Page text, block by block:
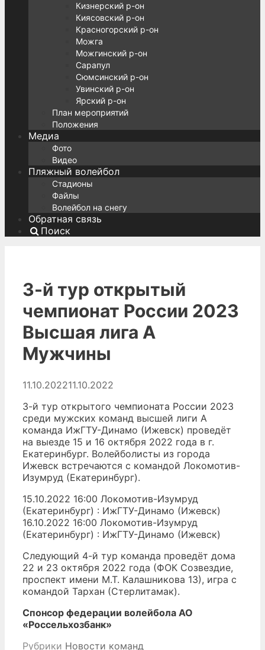
Кизнерский р-он
Киясовский р-он
Красногорский р-он
Можга
Можгинский р-он
Сарапул
Сюмсинский р-он
Увинский р-он
Ярский р-он
План мероприятий
Положения
Медиа
Фото
Видео
Пляжный волейбол
Стадионы
Файлы
Волейбол на снегу
Обратная связь
Поиск
3-й тур открытый
чемпионат России 2023
Высшая лига А
Мужчины
11.10.202211.10.2022
3-й тур открытого чемпионата России 2023
среди мужских команд высшей лиги А
команда ИжГТУ-Динамо (Ижевск) проведёт
на выезде 15 и 16 октября 2022 года в г.
Екатеринбург. Волейболисты из города
Ижевск встречаются с командой Локомотив-
Изумруд (Екатеринбург).
15.10.2022 16:00 Локомотив-Изумруд
(Екатеринбург) : ИжГТУ-Динамо (Ижевск)
16.10.2022 16:00 Локомотив-Изумруд
(Екатеринбург) : ИжГТУ-Динамо (Ижевск)
Следующий 4-й тур команда проведёт дома
22 и 23 октября 2022 года (ФОК Созвездие,
проспект имени М.Т. Калашникова 13), игра с
командой Тархан (Стерлитамак).
Спонсор федерации волейбола АО
«Россельхозбанк»
Рубрики Новости команд